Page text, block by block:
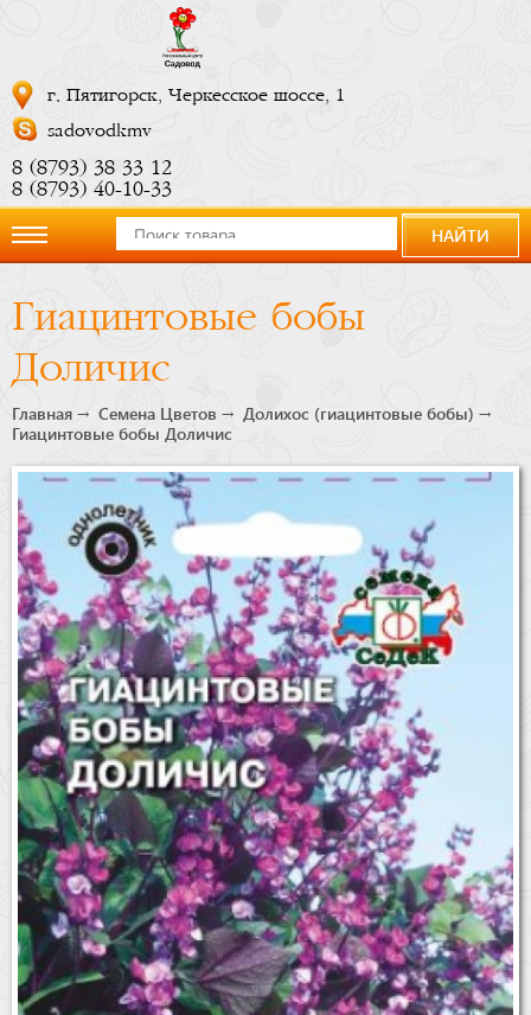
г. Пятигорск, Черкесское шоссе, 1
sadovodkmv
8 (8793) 38 33 12
8 (8793) 40-10-33
компании
Новости
сейчас
Бренды
Доставка
Оптовикам
НАЙТИ
Гиацинтовые бобы
Доличис
Главная Семена Цветов
Долихос (гиацинтовые бобы)
Гиацинтовые бобы Доличис